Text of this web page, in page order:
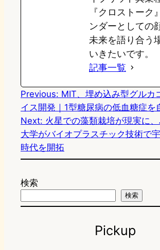
『クロストーク
ンダーとしての
未来を語り合う
いきたいです。
記事一覧
Previous: MIT、埋め込み型グルカ
イス開発｜1型糖尿病の低血糖症を
Next: 火星での藻類栽培が現実に
大学がバイオプラスチック技術で
時代を開拓
検索
検索
Pickup